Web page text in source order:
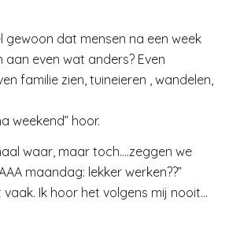
gewoon dat mensen na een week
aan even wat anders? Even
familie zien, tuineieren , wandelen,
weekend” hoor.
waar, maar toch….zeggen we
maandag: lekker werken??”
Ik hoor het volgens mij nooit…